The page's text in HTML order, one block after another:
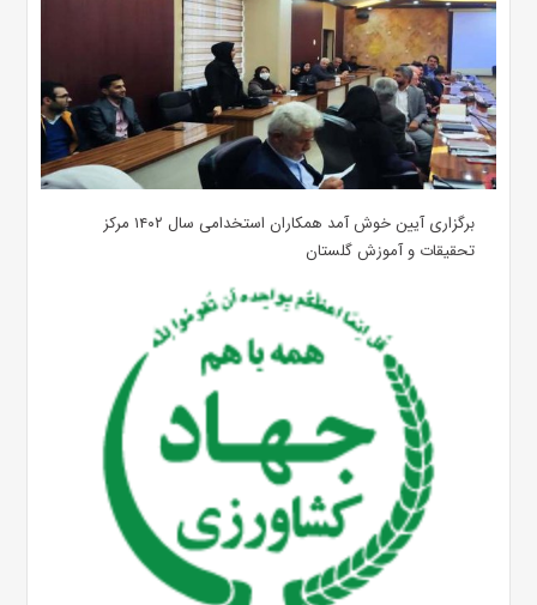
برگزاری آیین خوش آمد همکاران استخدامی سال ۱۴۰۲ مرکز
تحقیقات و آموزش گلستان